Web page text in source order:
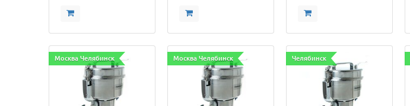
Москва Челябинск Москва Челябинск Челябинск